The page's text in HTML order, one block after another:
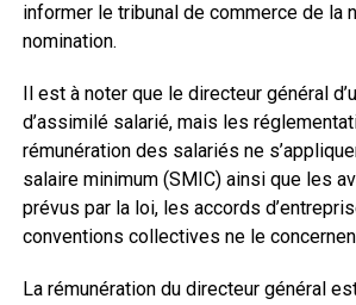
informer le tribunal de commerce de la
nomination.
Il est à noter que le directeur général
d’assimilé salarié, mais les
rémunération des salariés ne
salaire minimum (SMIC) ainsi que les
prévus par la loi, les accords
conventions collectives ne le
La rémunération du directeur général